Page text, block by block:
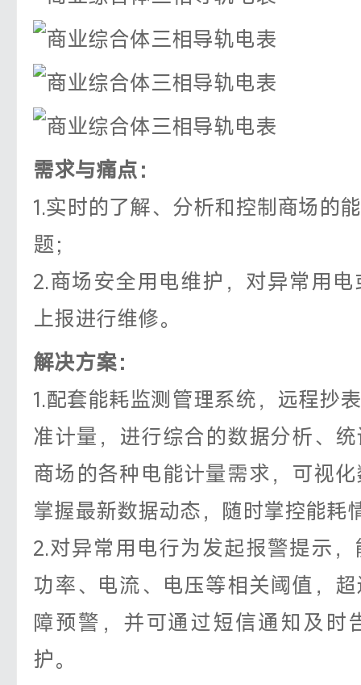
需求与痛点：
1.实时的了解、分析和控制商场的
题；
2.商场安全用电维护，对异常用
上报进行维修。
解决方案：
1.配套能耗监测管理系统，远程抄
准计量，进行综合的数据分析、
商场的各种电能计量需求，可视
掌握最新数据动态，随时掌控能耗
2.对异常用电行为发起报警提示
功率、电流、电压等相关阈值，
障预警，并可通过短信通知及时
护。